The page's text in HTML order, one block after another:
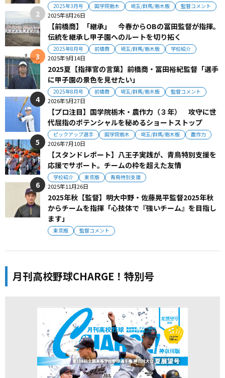
2025年3月号 国学院栃木 埼玉/群馬/栃木版 監督コメント
2025年8月26日
【前橋商】「継承」 今春からOBの冨田監督が指揮。
伝統を継承し甲子園へのルートを切り拓く
2025年8月号 前橋商 埼玉/群馬/栃木版 学校紹介
2025年9月14日
2025夏【指揮官の言葉】前橋商・冨田裕紀監督「選手
に甲子園の景色を見せたい」
2025年8月号 前橋商 埼玉/群馬/栃木版 監督コメント
2026年5月27日
【プロ注目】国学院栃木・農作力（３年） 攻守に世
代屈指のポテンシャルを秘めるショートストップ
ピックアップ選手 国学院栃木 埼玉/群馬/栃木版 農作力
2026年7月10日
【スタンドレポート】八王子実践が、青鳥特別支援を
応援でサポート。チームの枠を超えた友情
学校紹介 東京版 青鳥特別支援
2025年11月26日
2025年秋【監督】明大中野・佐藤晃平監督2025年秋
からチームを指揮「心技体で『強いチーム』を目指し
ます」
東京版 監督コメント
月刊高校野球CHARGE！特別号